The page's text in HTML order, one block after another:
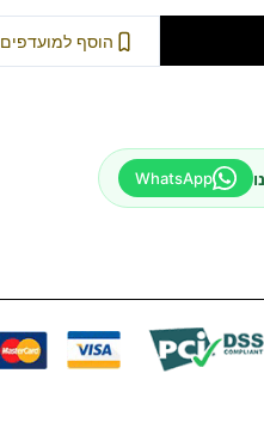
הוסף למועדפים
WhatsApp